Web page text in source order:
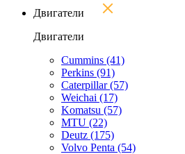
Двигатели
Двигатели
Cummins (41)
Perkins (91)
Caterpillar(57)
Weichai (17)
Komatsu (57)
MTU (22)
Deutz (175)
Volvo Penta (54)